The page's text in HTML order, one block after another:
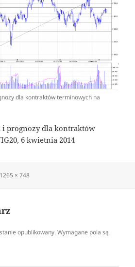
dla kontraktów terminowych na
i prognozy dla kontraktów
6 kwietnia 2014
Pełny
1265 × 748
opublikowany. Wymagane pola są